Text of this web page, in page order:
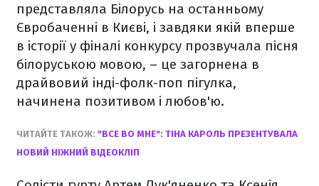
представляла Білорусь на останньому
Євробаченні в Києві, і завдяки якій вперше
в історії у фіналі конкурсу прозвучала пісня
білоруською мовою, – це загорнена в
драйвовий інді-фолк-поп пігулка,
начинена позитивом і любов'ю.
ЧИТАЙТЕ ТАКОЖ: "ВСЕ ВО МНЕ": ТІНА КАРОЛЬ ПРЕЗЕНТУВАЛА
НОВИЙ НІЖНИЙ ВІДЕОКЛІП